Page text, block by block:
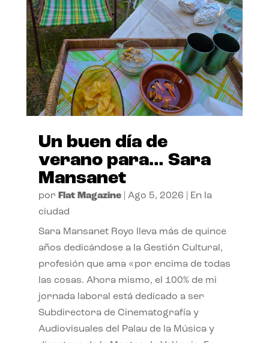
Un buen día de
verano para… Sara
Mansanet
por Flat Magazine| Ago 5, 2026
En la
ciudad
Sara Mansanet Royo lleva más de quince
años dedicándose a la Gestión Cultural,
profesión que ama «por encima de todas
las cosas. Ahora mismo, el 100% de mi
jornada laboral está dedicado a ser
Subdirectora de Cinematografía y
Audiovisuales del Palau de la Música y